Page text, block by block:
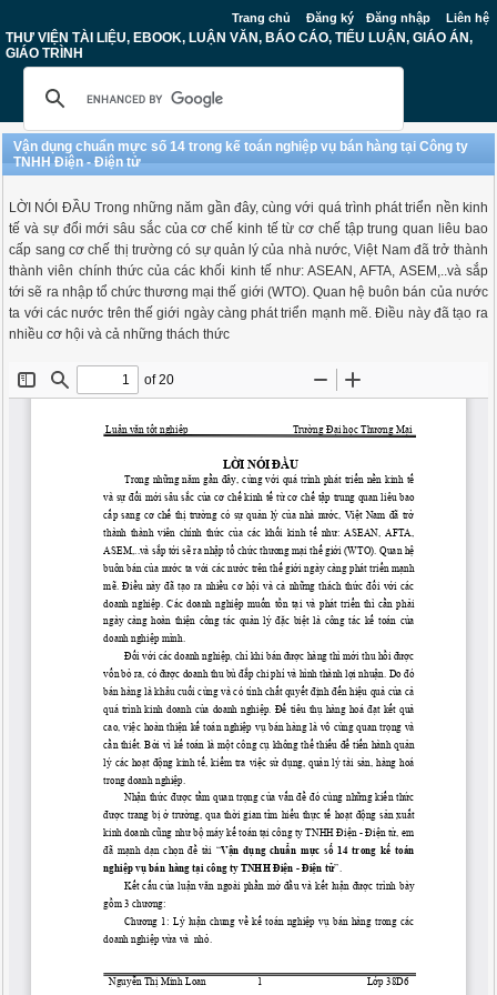
Trang chủ Đăng ký Đăng nhập Liên hệ
THƯ VIỆN TÀI LIỆU, EBOOK, LUẬN VĂN, BÁO CÁO, TIỂU LUẬN, GIÁO ÁN,
GIÁO TRÌNH
Vận dụng chuẩn mực số 14 trong kế toán nghiệp vụ bán hàng tại Công ty
TNHH Điện - Điện tử
LỜI NÓI ĐẦU Trong những năm gần đây, cùng với quá trình phát triển nền kinh
tế và sự đổi mới sâu sắc của cơ chế kinh tế từ cơ chế tập trung quan liêu bao
cấp sang cơ chế thị trường có sự quản lý của nhà nước, Việt Nam đã trở thành
thành viên chính thức của các khối kinh tế như: ASEAN, AFTA, ASEM,..và sắp
tới sẽ ra nhập tổ chức thương mại thế giới (WTO). Quan hệ buôn bán của nước
ta với các nước trên thế giới ngày càng phát triển mạnh mẽ. Điều này đã tạo ra
nhiều cơ hội và cả những thách thức